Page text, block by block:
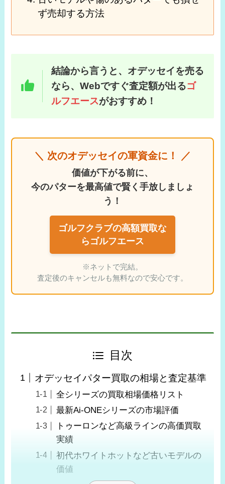
ず売却する方法
結論から言うと、オデッセイを売る
なら、Webですぐ査定額が出るゴ
ルフエースがおすすめ！
＼ 次のオデッセイの軍資金に！ ／
価値が下がる前に、
今のパターを最高値で賢く手放しましょ
う！
ゴルフクラブの高額買取な
らゴルフエース
※ネットで完結。
査定後のキャンセルも無料なので安心です。
目次
オデッセイパター買取の相場と査定基準
全シリーズの買取相場価格リスト
最新Ai-ONEシリーズの市場評価
トゥーロンなど高級ラインの高価買取
実績
初代ホワイトホットなど古いモデルの
価値